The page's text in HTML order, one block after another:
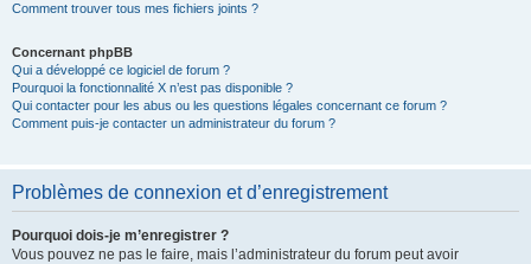
Comment trouver tous mes fichiers joints ?
Concernant phpBB
Qui a développé ce logiciel de forum ?
Pourquoi la fonctionnalité X n’est pas disponible ?
Qui contacter pour les abus ou les questions légales concernant ce forum ?
Comment puis-je contacter un administrateur du forum ?
Problèmes de connexion et d’enregistrement
Pourquoi dois-je m’enregistrer ?
Vous pouvez ne pas le faire, mais l’administrateur du forum peut avoir